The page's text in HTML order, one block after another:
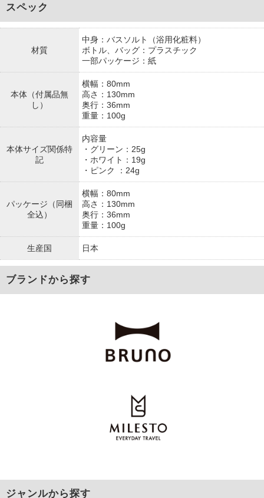
スペック
材質
中身：バスソルト（浴用化粧料）
ボトル、バッグ：プラスチック
一部パッケージ：紙
本体（付属品無
し）
横幅：80mm
高さ：130mm
奥行：36mm
重量：100g
本体サイズ関係特
記
内容量
・グリーン：25g
・ホワイト：19g
・ピンク ：24g
パッケージ（同梱
全込）
横幅：80mm
高さ：130mm
奥行：36mm
重量：100g
生産国 日本
ブランドから探す
ジャンルから探す